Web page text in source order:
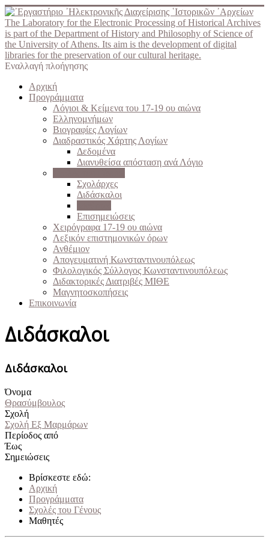
The Laboratory for the Electronic Processing of Historical Archives
is part of the Department of History and Philosophy of Science of
the University of Athens. Its aim is the development of digital
libraries for the preservation of our cultural heritage.
Εναλλαγή πλοήγησης
Αρχική
Προγράμματα
Λόγιοι & Κείμενα του 17-19 ου αιώνα
Ελληνομνήμων
Βιογραφίες Λογίων
Διαδραστικός Χάρτης Λογίων
Δεδομένα
Διανυθείσα απόσταση ανά Λόγιο
Σχολάρχες
Διδάσκαλοι
Επισημειώσεις
Χειρόγραφα 17-19 ου αιώνα
Λεξικόν επιστημονικών όρων
Ανθέμιον
Απογευματινή Κωνσταντινουπόλεως
Φιλολογικός Σύλλογος Κωνσταντινουπόλεως
Διδακτορικές Διατριβές ΜΙΘΕ
Μαγνητοσκοπήσεις
Επικοινωνία
Διδάσκαλοι
Διδάσκαλοι
Όνομα
Θρασύμβουλος
Σχολή
Σχολή Εξ Μαρμάρων
Περίοδος από
Έως
Σημειώσεις
Βρίσκεστε εδώ:
Αρχική
Προγράμματα
Σχολές του Γένους
Μαθητές